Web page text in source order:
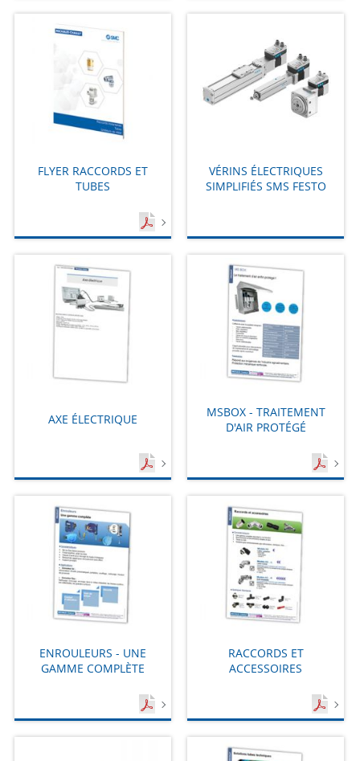
FLYER RACCORDS ET
TUBES
VÉRINS ÉLECTRIQUES
SIMPLIFIÉS SMS FESTO
AXE ÉLECTRIQUE
MSBOX - TRAITEMENT
D'AIR PROTÉGÉ
ENROULEURS - UNE
GAMME COMPLÈTE
RACCORDS ET
ACCESSOIRES